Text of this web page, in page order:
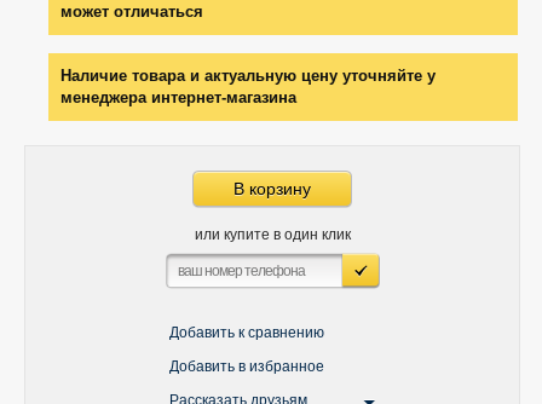
может отличаться
Наличие товара и актуальную цену уточняйте у
менеджера интернет-магазина
В корзину
или купите в один клик
Добавить к сравнению
Добавить в избранное
Рассказать друзьям